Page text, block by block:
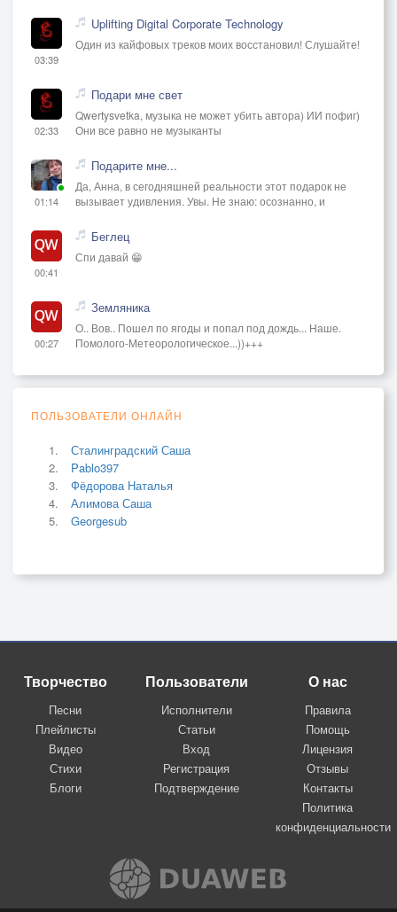
03:39
Uplifting Digital Corporate Technology
Один из кайфовых треков моих восстановил! Слушайте!
02:33
Подари мне свет
Qwertysvetka, музыка не может убить автора) ИИ пофиг)
Они все равно не музыканты
01:14
Подарите мне...
Да, Анна, в сегодняшней реальности этот подарок не
вызывает удивления. Увы. Не знаю: осознанно, и
00:41
Беглец
Спи давай 😁
00:27
Земляника
О.. Вов.. Пошел по ягоды и попал под дождь... Наше.
Помолого-Метеорологическое...))+++
ПОЛЬЗОВАТЕЛИ ОНЛАЙН
Сталинградский Саша
Pablo397
Фёдорова Наталья
Алимова Саша
Georgesub
Творчество
Песни
Плейлисты
Видео
Стихи
Блоги
Пользователи
Исполнители
Статьи
Вход
Регистрация
Подтверждение
О нас
Правила
Помощь
Лицензия
Отзывы
Контакты
Политика
конфиденциальности